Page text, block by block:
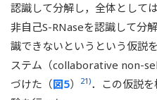
認識して分解し，全体として
非自己S-RNaseを認識して分
識できないというという仮説
ステム（collaborative non-
づけた（図5） 21)．この仮説